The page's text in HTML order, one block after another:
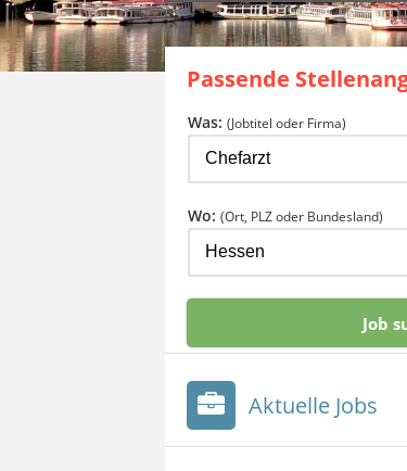
Passende
Was: (Jobtitel oder Firma)
Wo: (Ort, PLZ oder Bundesland)
Aktuelle Jobs